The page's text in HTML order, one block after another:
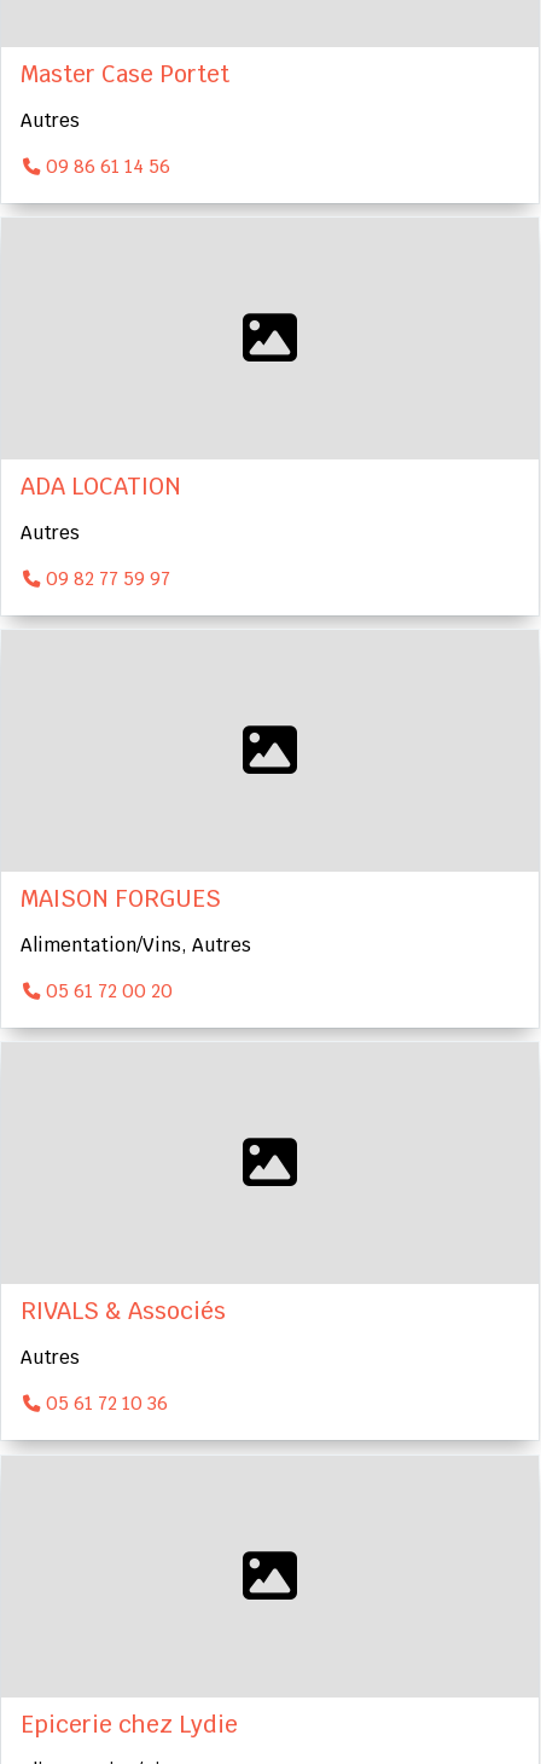
Master Case Portet
Autres
09 86 61 14 56
ADA LOCATION
Autres
09 82 77 59 97
MAISON FORGUES
Alimentation/Vins, Autres
05 61 72 00 20
RIVALS & Associés
Autres
05 61 72 10 36
Epicerie chez Lydie